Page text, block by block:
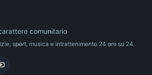
comunitario
sport, musica e intrattenimento 24 ore su 24.